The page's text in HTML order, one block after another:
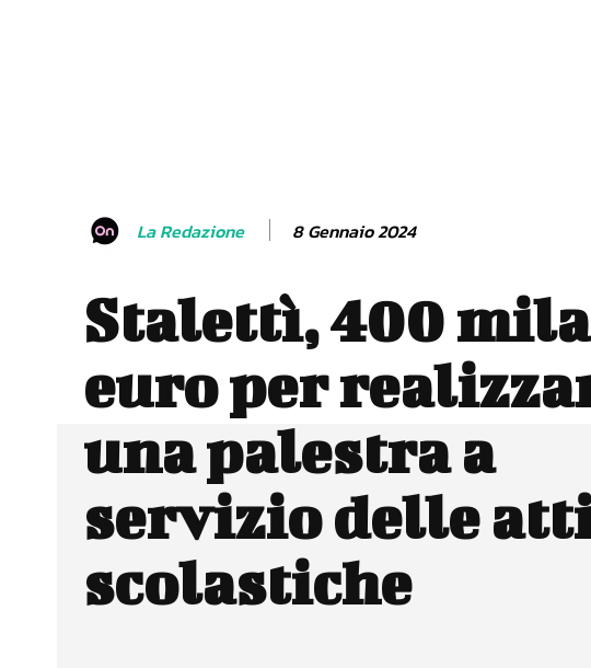
La Redazione 8 Gennaio 2024
Stalettì, 400 mila
euro per
una palestra a
servizio delle
scolastiche